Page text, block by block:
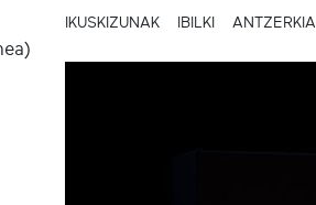
)
IKUSKIZUNAK IBILKI ANTZERKIA